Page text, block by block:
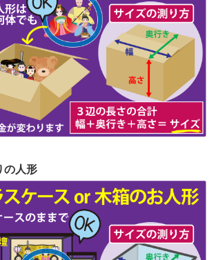
養祭令和5年6月21日(水)
養祭 令和5年5月19日(金)
養祭令和5年3月28日(火)
養祭 令和5年2月10日(金)
養祭令和5年12月21日(水)
養祭 令和4年10月19日(水)
養祭令和4年9月8日(木)
養祭令和4年8月1日(月)
の人形